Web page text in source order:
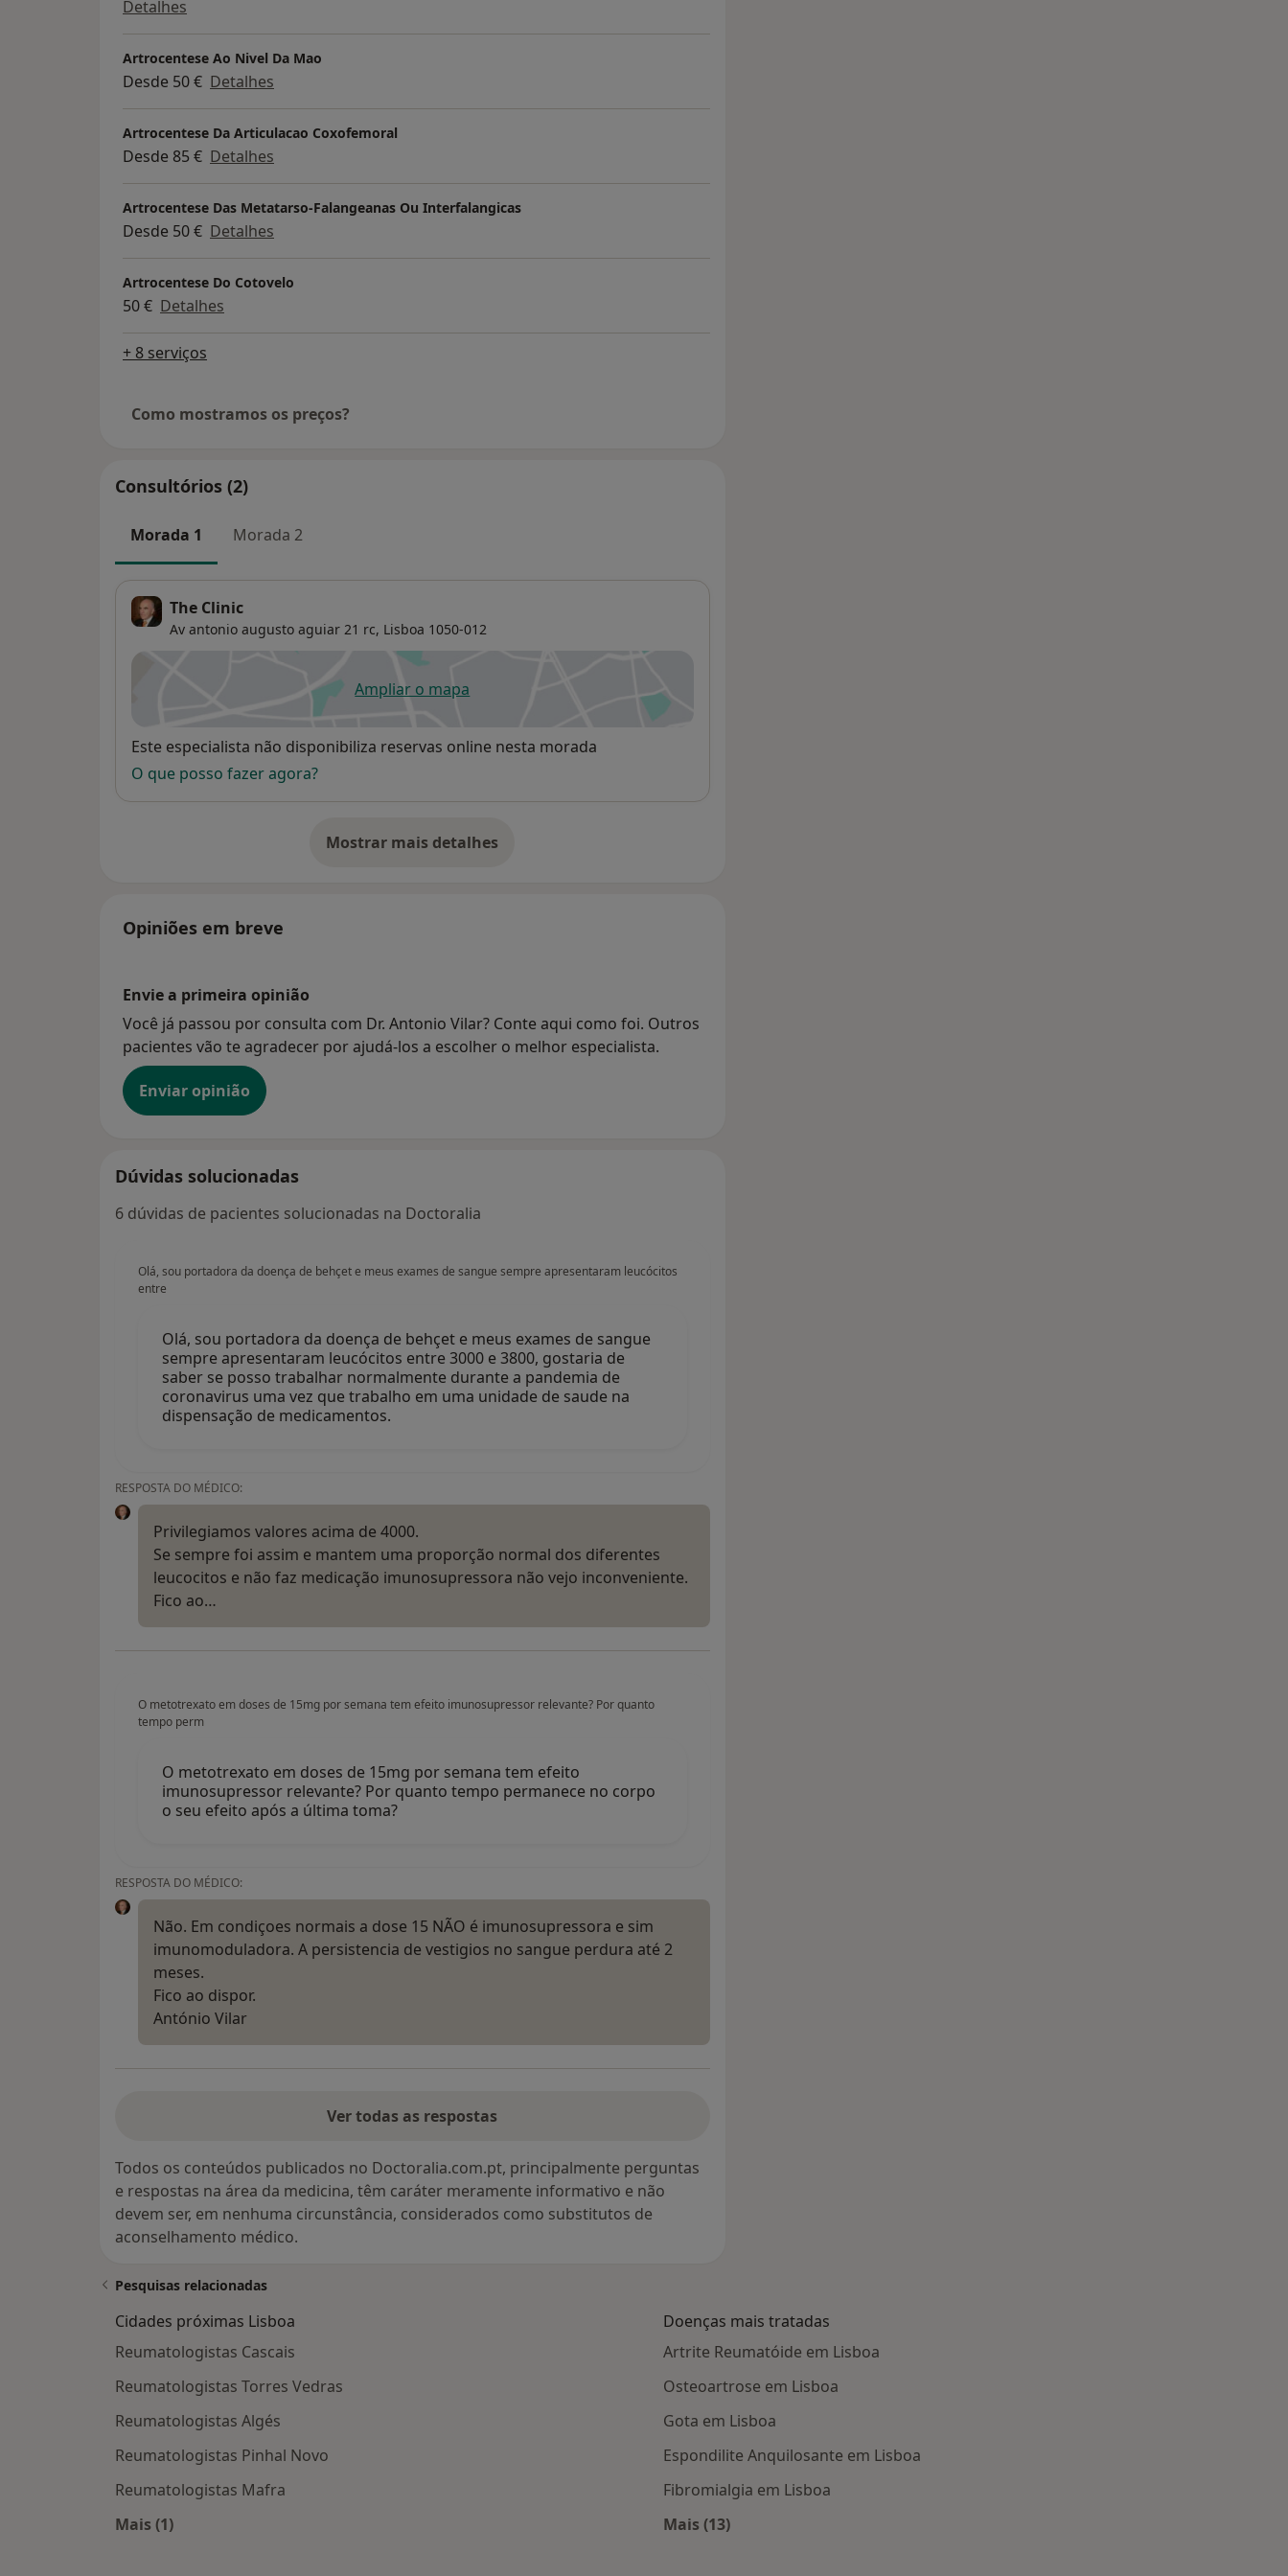
Detalhes
Artrocentese Ao Nivel Da Mao
Desde 50 € Detalhes
Artrocentese Da Articulacao Coxofemoral
Desde 85 € Detalhes
Artrocentese Das Metatarso-Falangeanas Ou Interfalangicas
Desde 50 € Detalhes
Artrocentese Do Cotovelo
50 € Detalhes
+ 8 serviços
Como mostramos os preços?
Consultórios (2)
Morada 1 Morada 2
The Clinic
Av antonio augusto aguiar 21 rc, Lisboa 1050-012
Ampliar o mapaabre num novo separador
Disponibilidade
Este especialista não disponibiliza reservas online nesta morada
O que posso fazer agora?
Mostrar mais detalhes
sobre o endereço
Opiniões em breve
Envie a primeira opinião
Você já passou por consulta com Dr. Antonio Vilar? Conte aqui como foi. Outros
pacientes vão te agradecer por ajudá-los a escolher o melhor especialista.
Enviar opinião
Dúvidas solucionadas
6 dúvidas de pacientes solucionadas na Doctoralia
Olá, sou portadora da doença de behçet e meus exames de sangue sempre apresentaram leucócitos
entre
Olá, sou portadora da doença de behçet e meus exames de sangue
sempre apresentaram leucócitos entre 3000 e 3800, gostaria de
saber se posso trabalhar normalmente durante a pandemia de
coronavirus uma vez que trabalho em uma unidade de saude na
dispensação de medicamentos.
RESPOSTA DO MÉDICO:
Privilegiamos valores acima de 4000.
Se sempre foi assim e mantem uma proporção normal dos diferentes
leucocitos e não faz medicação imunosupressora não vejo inconveniente.
Fico ao…
O metotrexato em doses de 15mg por semana tem efeito imunosupressor relevante? Por quanto
tempo perm
O metotrexato em doses de 15mg por semana tem efeito
imunosupressor relevante? Por quanto tempo permanece no corpo
o seu efeito após a última toma?
RESPOSTA DO MÉDICO:
Não. Em condiçoes normais a dose 15 NÃO é imunosupressora e sim
imunomoduladora. A persistencia de vestigios no sangue perdura até 2
meses.
Fico ao dispor.
António Vilar
Ver todas as respostas
Todos os conteúdos publicados no Doctoralia.com.pt, principalmente perguntas
e respostas na área da medicina, têm caráter meramente informativo e não
devem ser, em nenhuma circunstância, considerados como substitutos de
aconselhamento médico.
Pesquisas relacionadas
Cidades próximas Lisboa
Reumatologistas Cascais
Reumatologistas Torres Vedras
Reumatologistas Algés
Reumatologistas Pinhal Novo
Reumatologistas Mafra
Mais (1)
Doenças mais tratadas
Artrite Reumatóide em Lisboa
Osteoartrose em Lisboa
Gota em Lisboa
Espondilite Anquilosante em Lisboa
Fibromialgia em Lisboa
Mais (13)